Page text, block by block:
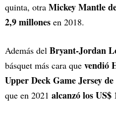
quinta, otra Mickey Mantle
2,9 millones en 2018.
Además del Bryant-Jordan
básquet más cara que vendió
Upper Deck Game Jersey
que en 2021 alcanzó los US$